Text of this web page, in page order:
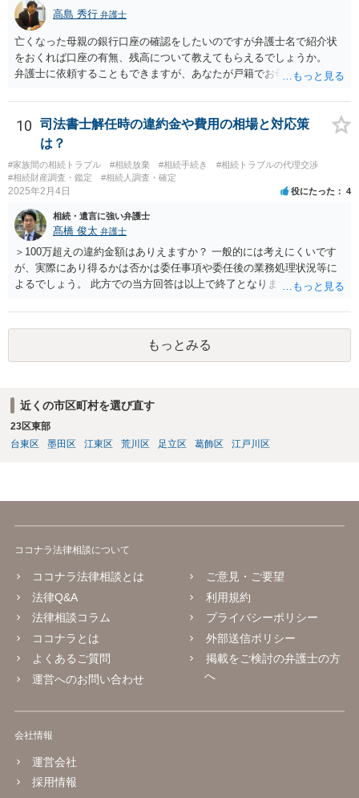
高島 秀行 弁護士
亡くなった母親の銀行口座の確認をしたいのですが弁護士名で紹介状
をおくれば口座の有無、残高について教えてもらえるでしょうか。
弁護士に依頼することもできますが、あなたが戸籍でお母さんの相続
高は教えてくれると思います。 自分ではよくわからないということ
であれば、弁護士に相談し依頼されたら良いと思います。
10
司法書士解任時の違約金や費用の相場と対応策
は？
#家族間の相続トラブル #相続放棄 #相続手続き
#相続トラブルの代理交渉
#相続財産調査・鑑定
#相続人調査・確定
2025年2月4日 役にたった 4
相続・遺言に強い弁護士
髙橋 俊太 弁護士
＞100万超えの違約金額はありえますか？ 一般的には考えにくいです
が、実際にあり得るかは否かは委任事項や委任後の業務処理状況等に
よるでしょう。 此方での当方回答は以上で終了となりますが、参考に
もっとみる
近くの市区町村を選び直す
23区東部
台東区
墨田区 江東区 荒川区 足立区 葛飾区 江戸川区
ココナラ法律相談について
ココナラ法律相談とは
法律Q&A
法律相談コラム
ココナラとは
よくあるご質問
運営へのお問い合わせ
ご意見・ご要望
利用規約
プライバシーポリシー
外部送信ポリシー
掲載をご検討の弁護士の方
へ
会社情報
運営会社
採用情報